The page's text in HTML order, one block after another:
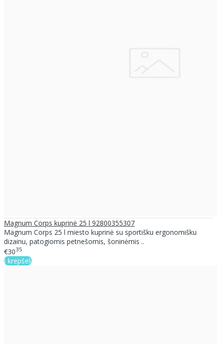
Magnum Corps kuprinė 25 l 92800355307
Magnum Corps 25 l miesto kuprinė su sportišku ergonomišku
dizainu, patogiomis petnešomis, šoninėmis ..
€3035
Į krepšelį